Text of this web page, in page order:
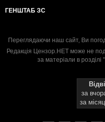
ГЕНШТАБ ЗС
Переглядаючи наш сайт, Ви
Редакція Цензор.НЕТ може не
за матеріали в розділі
за
за